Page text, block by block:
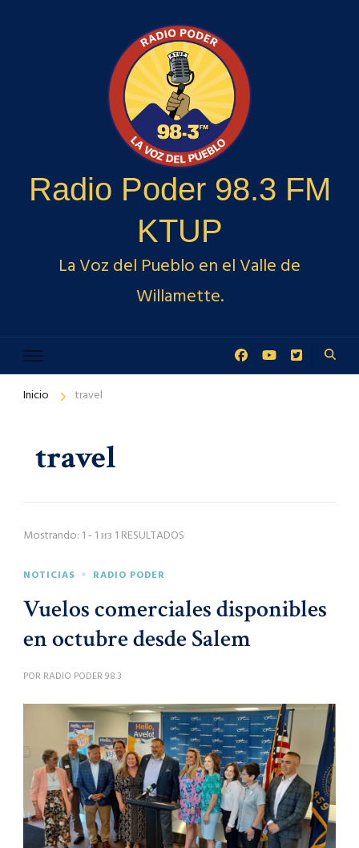
Radio Poder 98.3 FM
KTUP
La Voz del Pueblo en el Valle de
Willamette.
Inicio travel
travel
Mostrando: 1 - 1 из 1 RESULTADOS
NOTICIAS RADIO PODER
Vuelos comerciales disponibles
en octubre desde Salem
POR RADIO PODER 98.3